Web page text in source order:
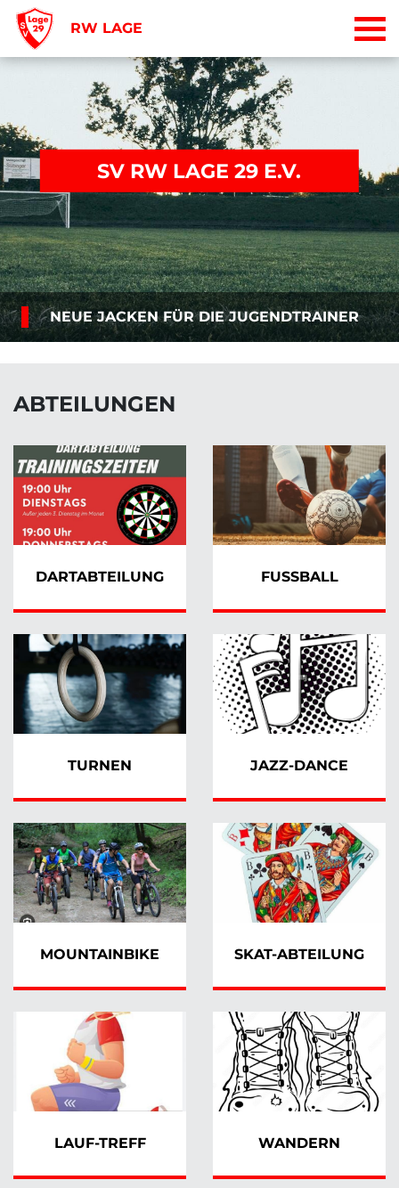
RW LAGE
SV RW LAGE 29 E.V.
NEUE JACKEN FÜR DIE JUGENDTRAINER
ABTEILUNGEN
DARTABTEILUNG FUSSBALL
TURNEN JAZZ-DANCE
MOUNTAINBIKE SKAT-ABTEILUNG
LAUF-TREFF WANDERN